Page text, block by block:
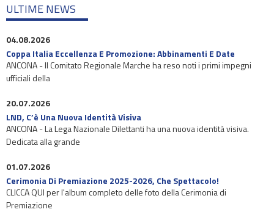
ULTIME NEWS
04.08.2026
Coppa Italia Eccellenza E Promozione: Abbinamenti E Date
ANCONA - Il Comitato Regionale Marche ha reso noti i primi impegni
ufficiali della
20.07.2026
LND, C’è Una Nuova Identità Visiva
ANCONA - La Lega Nazionale Dilettanti ha una nuova identità visiva.
Dedicata alla grande
01.07.2026
Cerimonia Di Premiazione 2025-2026, Che Spettacolo!
CLICCA QUI per l'album completo delle foto della Cerimonia di
Premiazione